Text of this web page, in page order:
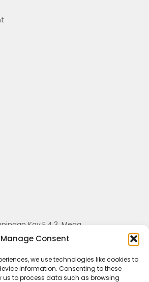
Manage Consent
we use technologies like cookies to
information. Consenting to these
us to process data such as browsing
Kav.E.4.3, Mega
Timur,